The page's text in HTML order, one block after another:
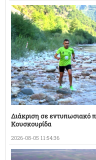
Διάκριση σε εντυπωσιακό
Κουσκουρίδα
2026-08-05 11:54:36